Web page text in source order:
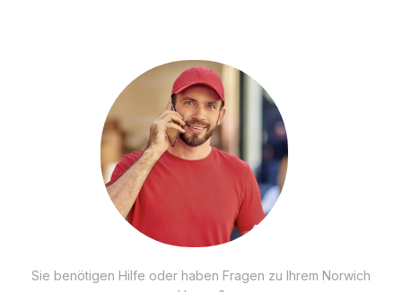
Sie benötigen Hilfe oder haben Fragen zu Ihrem Norwich